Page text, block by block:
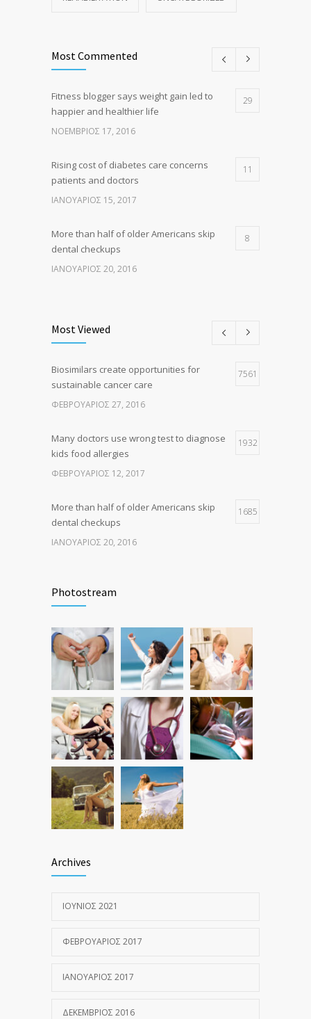
Most Commented
Fitness blogger says weight gain led to
happier and healthier life
29
ΝΟΈΜΒΡΙΟΣ 17, 2016
Rising cost of diabetes care concerns
patients and doctors
11
ΙΑΝΟΥΆΡΙΟΣ 15, 2017
More than half of older Americans skip
dental checkups
8
ΙΑΝΟΥΆΡΙΟΣ 20, 2016
Researchers identify mechanism of
oncogene action in lung cancer
7
ΦΕΒΡΟΥΆΡΙΟΣ 26, 2016
Most Viewed
Biosimilars create opportunities for
sustainable cancer care
7561
ΦΕΒΡΟΥΆΡΙΟΣ 27, 2016
Many doctors use wrong test to diagnose
kids food allergies
1932
ΦΕΒΡΟΥΆΡΙΟΣ 12, 2017
More than half of older Americans skip
dental checkups
1685
ΙΑΝΟΥΆΡΙΟΣ 20, 2016
happier and healthier life
Hormone dramatically increases insulin
production, possible diabetes
breakthrough
1579
ΟΚΤΏΒΡΙΟΣ 25, 2016
Photostream
Archives
ΙΟΎΝΙΟΣ 2021
ΦΕΒΡΟΥΆΡΙΟΣ 2017
ΙΑΝΟΥΆΡΙΟΣ 2017
ΔΕΚΈΜΒΡΙΟΣ 2016